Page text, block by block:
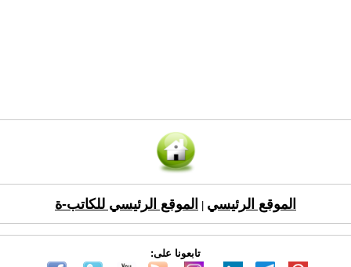
الموقع الرئيسي الموقع الرئيسي للكاتب-ة
تابعونا على: